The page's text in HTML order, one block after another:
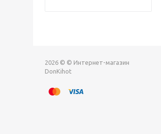
2026 © © Интернет-магазин
DonKihot